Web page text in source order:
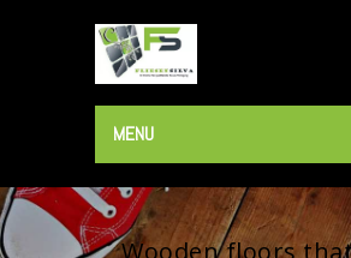
MENU
Wooden floors